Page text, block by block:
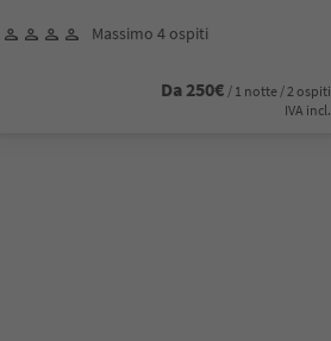
Massimo 4 ospiti
Da 250€ / 1 notte / 2 ospiti
IVA incl.